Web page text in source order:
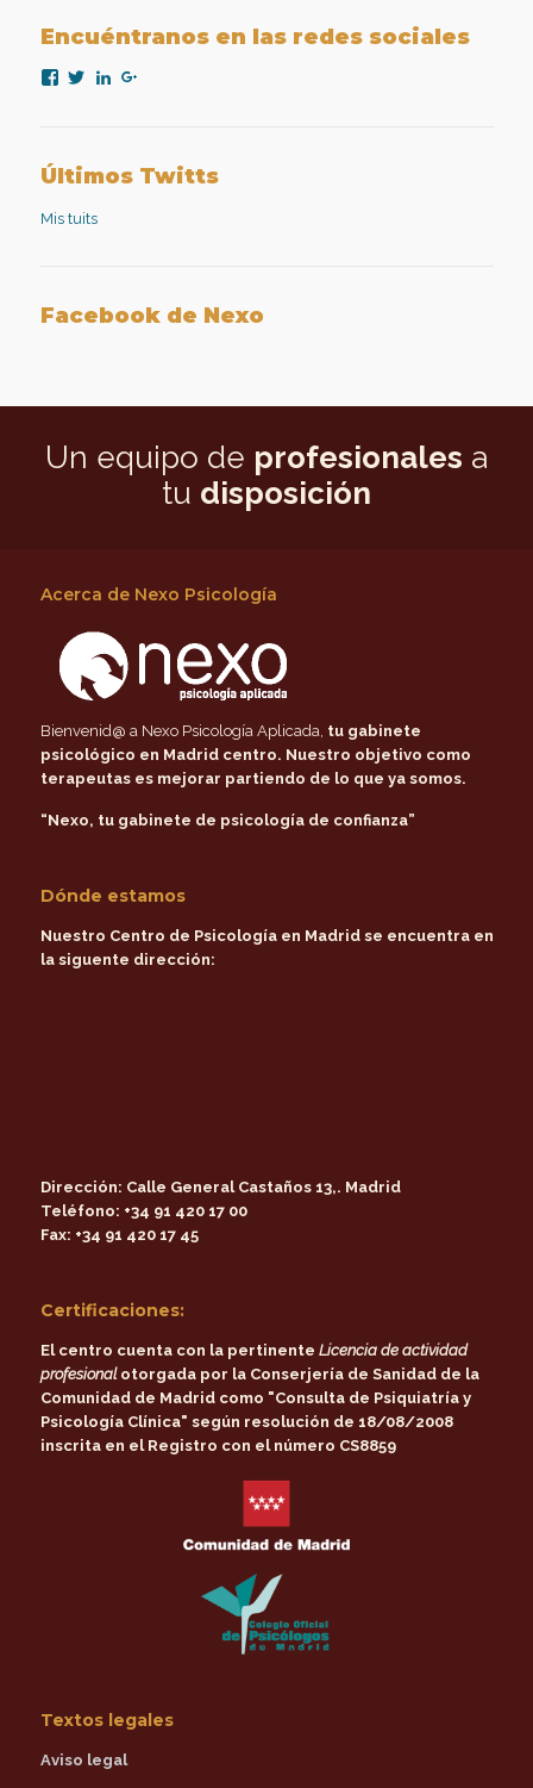
Encuéntranos en las redes sociales
Ver
Facebook
Ver
Twitter
Ver
aplicadaGoogle+
Últimos Twitts
Mis tuits
Facebook de Nexo
Un equipo de profesionales a
tu disposición
Acerca de Nexo Psicología
Bienvenid@ a Nexo Psicología Aplicada, tu gabinete
psicológico en Madrid centro. Nuestro objetivo como
terapeutas es mejorar partiendo de lo que ya somos.
“Nexo, tu gabinete de psicología de confianza”
Dónde estamos
Nuestro Centro de Psicología en Madrid se encuentra en
la siguente dirección:
Dirección: Calle General Castaños 13,. Madrid
Teléfono: +34 91 420 17 00
Fax: +34 91 420 17 45
Certificaciones:
El centro cuenta con la pertinente Licencia de actividad
profesionalotorgada por la Conserjería de Sanidad de la
Comunidad de Madridcomo "Consulta de Psiquiatría y
Psicología Clínica" según resolución de 18/08/2008
inscrita en el Registro con el número CS8859
Textos legales
Aviso legal